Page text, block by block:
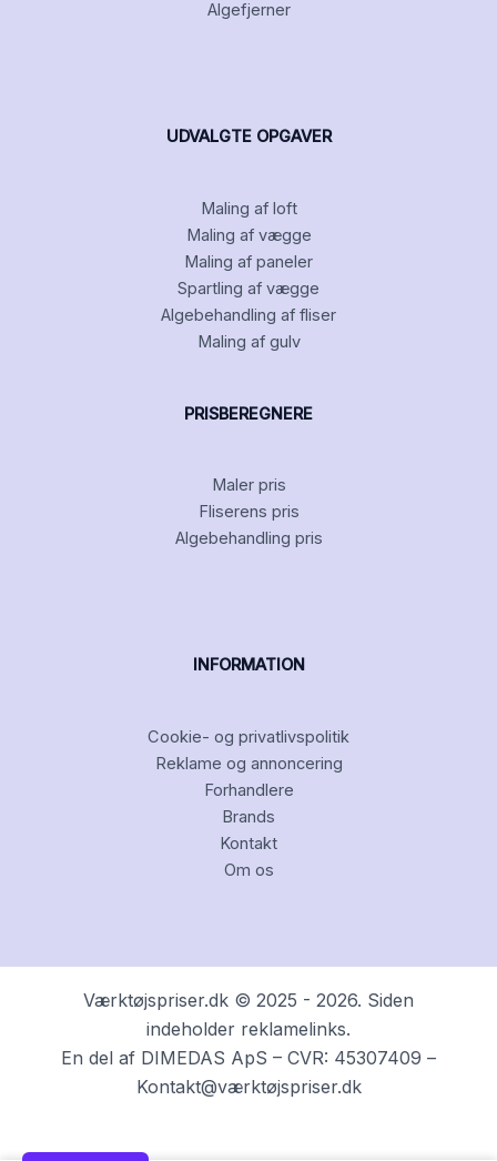
Algefjerner
UDVALGTE OPGAVER
Maling af loft
Maling af vægge
Maling af paneler
Spartling af vægge
Algebehandling af fliser
Maling af gulv
PRISBEREGNERE
Maler pris
Fliserens pris
Algebehandling pris
INFORMATION
Cookie- og privatlivspolitik
Reklame og annoncering
Forhandlere
Brands
Kontakt
Om os
Værktøjspriser.dk © 2025 - 2026. Siden
indeholder reklamelinks.
En del af DIMEDAS ApS – CVR: 45307409 –
Kontakt@værktøjspriser.dk